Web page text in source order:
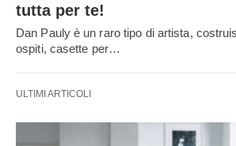
tutta per te!
Dan Pauly è un raro tipo di artista,
ospiti, casette per…
ULTIMI ARTICOLI